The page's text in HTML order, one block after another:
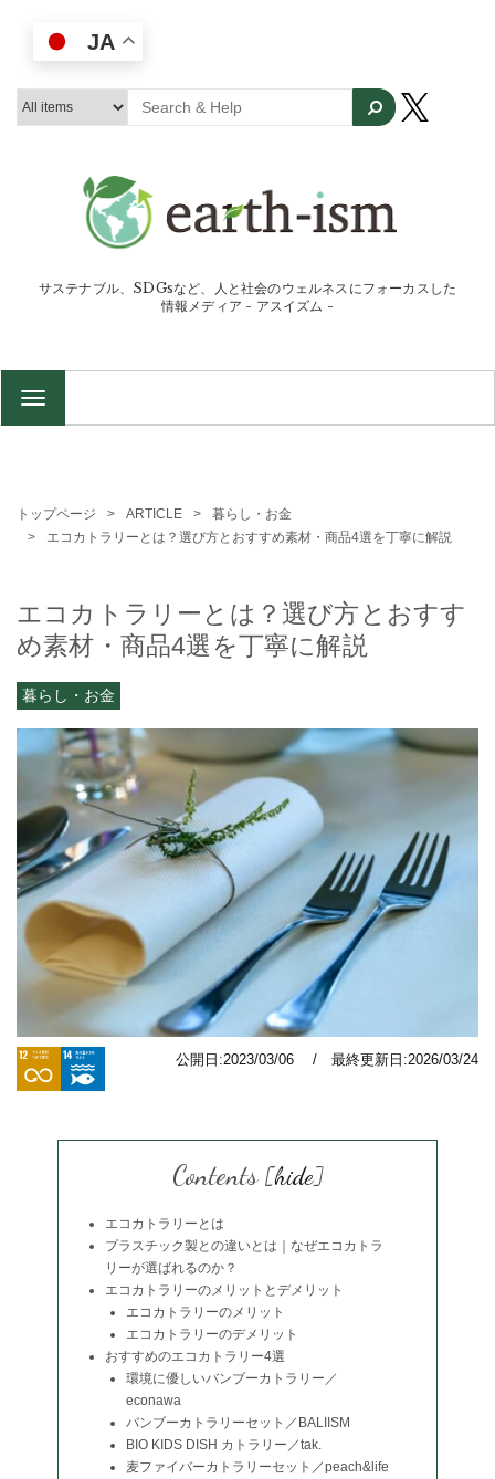
サステナブル、SDGsなど、人と社会のウェルネスにフォーカスした
情報メディア - アスイズム -
TOGGLE
トップページ ARTICLE
暮らし・お金
エコカトラリーとは？選び方とおすすめ素材・商品4選を丁寧に解説
エコカトラリーとは？選び方とおすす
め素材・商品4選を丁寧に解説
暮らし・お金
公開日:2023/03/06 / 最終更新日:2026/03/24
Contents [hide]
エコカトラリーとは
プラスチック製との違いとは｜なぜエコカトラ
リーが選ばれるのか？
エコカトラリーのメリットとデメリット
エコカトラリーのメリット
エコカトラリーのデメリット
おすすめのエコカトラリー4選
環境に優しいバンブーカトラリー／
econawa
バンブーカトラリーセット／BALIISM
BIO KIDS DISH カトラリー／tak.
麦ファイバーカトラリーセット／peach&life
JA